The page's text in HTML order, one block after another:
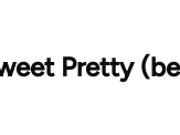
Pretty